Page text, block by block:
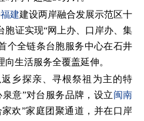
福建建设两岸融合发展示范区十
胞证实现“网上办、口岸办、集
个全链条台胞服务中心在石井
生活服务全覆盖延伸。
乡探亲、寻根祭祖为主的特
意”对台服务品牌，设立闽南
欢”家庭团聚通道，并在口岸